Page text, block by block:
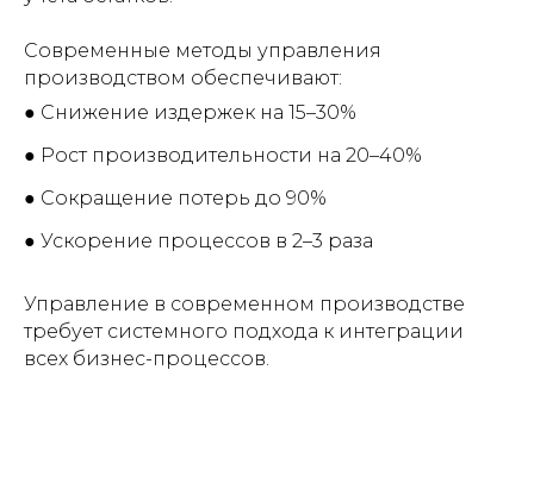
Современные методы управления
производством обеспечивают:
● Снижение издержек на 15–30%
● Рост производительности на 20–40%
● Сокращение потерь до 90%
● Ускорение процессов в 2–3 раза
Управление в современном производстве
требует системного подхода к интеграции
всех бизнес-процессов.